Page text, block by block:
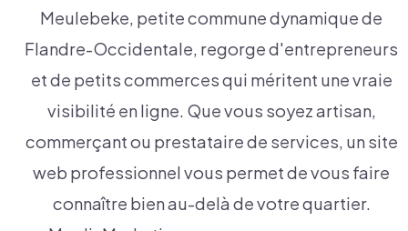
Meulebeke, petite commune dynamique de
Flandre-Occidentale, regorge d'entrepreneurs
et de petits commerces qui méritent une vraie
visibilité en ligne. Que vous soyez artisan,
commerçant ou prestataire de services, un site
web professionnel vous permet de vous faire
connaître bien au-delà de votre quartier.